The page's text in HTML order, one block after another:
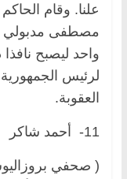
علنا. وقام
مصطفى مدبولي )
واحد ليصبح
لرئيس
العقوبة.
11- أحمد شاكر
( صحفي